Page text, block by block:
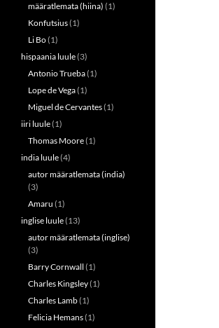
määratlemata (hiina) (1)
Konfutsius(1)
Li Bo(1)
hispaania luule(3)
Antonio Trueba(1)
Lope de Vega(1)
Miguel de Cervantes(1)
iiri luule(1)
Thomas Moore(1)
india luule(4)
autor määratlemata (india)
(3)
Amaru (1)
inglise luule(13)
autor määratlemata (inglise)
(3)
Barry Cornwall (1)
Charles Kingsley(1)
Charles Lamb(1)
Felicia Hemans(1)